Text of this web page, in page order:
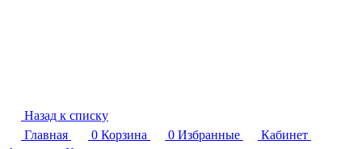
Назад к списку
Главная
0 Корзина 0 Избранные
Кабинет